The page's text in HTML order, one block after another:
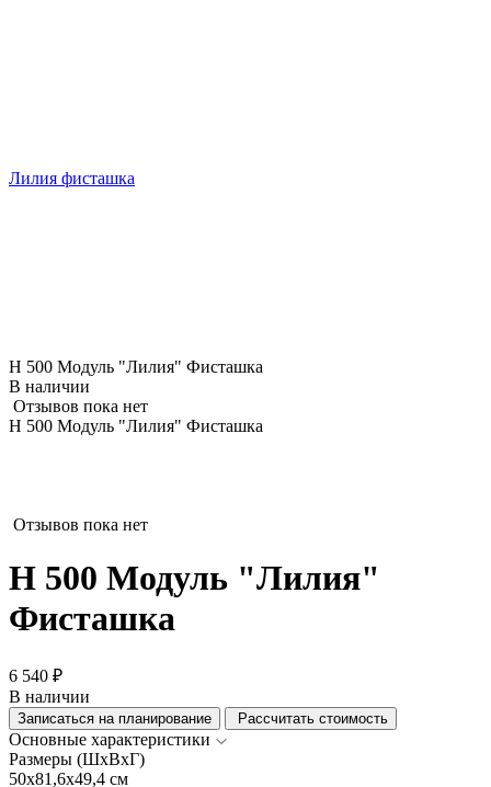
Лилия фисташка
Н 500 Модуль "Лилия" Фисташка
В наличии
Отзывов пока нет
Н 500 Модуль "Лилия" Фисташка
Отзывов пока нет
Н 500 Модуль "Лилия"
Фисташка
6 540 ₽
В наличии
Записаться на планирование Рассчитать стоимость
Основные характеристики
Размеры (ШхВхГ)
50x81,6x49,4 см